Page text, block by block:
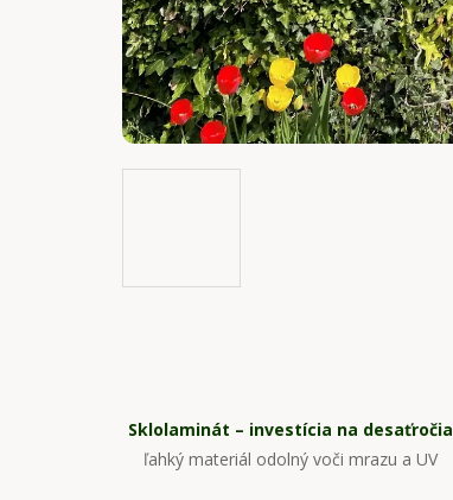
Sklolaminát – investícia na desaťročia
ľahký materiál odolný voči mrazu a UV